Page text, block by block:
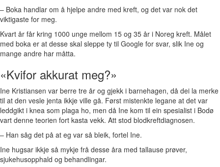
– Boka handlar om å hjelpe andre med kreft, og det var nok det
viktigaste for meg.
Kvart år får kring 1000 unge mellom 15 og 35 år i Noreg kreft. Målet
med boka er at desse skal sleppe ty til Google for svar, slik Ine og
mange andre har måtta.
«Kvifor akkurat meg?»
Ine Kristiansen var berre tre år og gjekk i barnehagen, då dei la merke
til at den vesle jenta ikkje ville gå. Først mistenkte legane at det var
leddgikt i knea som plaga ho, men då Ine kom til ein spesialist i Bodø
vart denne teorien fort kasta vekk. Att stod blodkreftdiagnosen.
– Han såg det på at eg var så bleik, fortel Ine.
Ine hugsar ikkje så mykje frå desse åra med tallause prøver,
sjukehusopphald og behandlingar.